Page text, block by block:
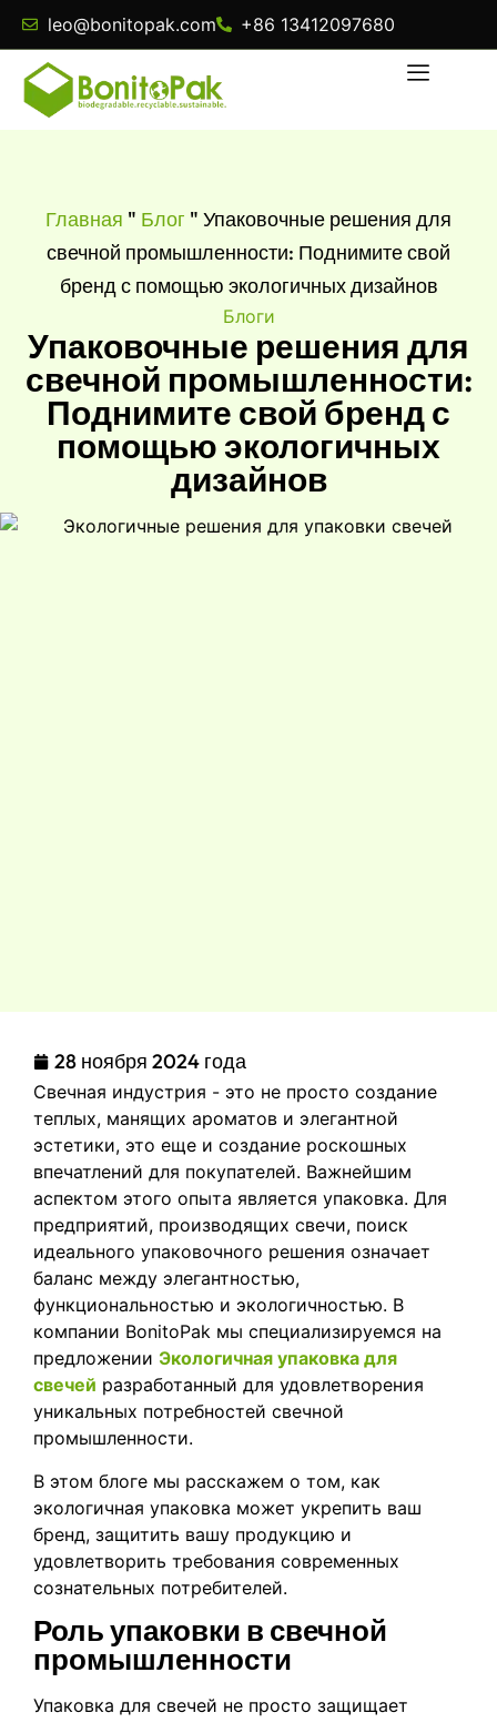
leo@bonitopak.com +86 13412097680
Главная " Блог " Упаковочные решения для
свечной промышленности: Поднимите свой
бренд с помощью экологичных дизайнов
Блоги
Упаковочные решения для
свечной промышленности:
Поднимите свой бренд с
помощью экологичных
дизайнов
28 ноября 2024 года
Свечная индустрия - это не просто создание
теплых, манящих ароматов и элегантной
эстетики, это еще и создание роскошных
впечатлений для покупателей. Важнейшим
аспектом этого опыта является упаковка. Для
предприятий, производящих свечи, поиск
идеального упаковочного решения означает
баланс между элегантностью,
функциональностью и экологичностью. В
компании BonitoPak мы специализируемся на
предложении Экологичная упаковка для
свечей разработанный для удовлетворения
уникальных потребностей свечной
промышленности.
В этом блоге мы расскажем о том, как
экологичная упаковка может укрепить ваш
бренд, защитить вашу продукцию и
удовлетворить требования современных
сознательных потребителей.
Роль упаковки в свечной
промышленности
Упаковка для свечей не просто защищает